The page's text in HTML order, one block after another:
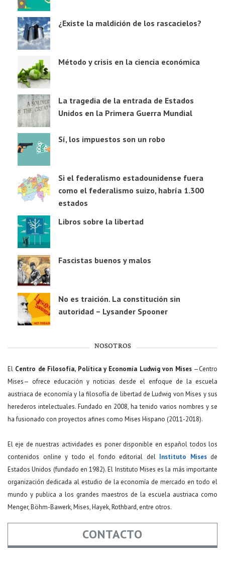
¿Existe la maldición de los rascacielos?
Método y crisis en la ciencia económica
La tragedia de la entrada de Estados
Unidos en la Primera Guerra Mundial
Sí, los impuestos son un robo
Si el federalismo estadounidense fuera
como el federalismo suizo, habría 1.300
estados
Libros sobre la libertad
Fascistas buenos y malos
No es traición. La constitución sin
autoridad – Lysander Spooner
NOSOTROS
El Centro de Filosofía, Política y Economía Ludwig von Mises—Centro
Mises— ofrece educación y noticias desde el enfoque de la escuela
austriaca de economía y la filosofía de libertad de Ludwig von Mises y sus
herederos intelectuales. Fundado en 2008, ha tenido varios nombres y se
ha fusionado con proyectos afines como Mises Hispano (2011-2018).
El eje de nuestras actividades es poner disponible en español todos los
contenidos online y todo el fondo editorial del Instituto Misesde
Estados Unidos (fundado en 1982). El Instituto Mises es la más importante
organización dedicada al estudio de la economía de mercado en todo el
mundo y publica a los grandes maestros de la escuela austriaca como
Menger, Böhm-Bawerk, Mises, Hayek, Rothbard, entre otros.
CONTACTO